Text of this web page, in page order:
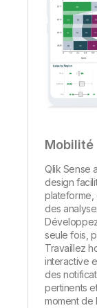
Mobilité
Qlik Sense
design
des
seule fois,
Travaillez
interactive
des
pertinents
moment de